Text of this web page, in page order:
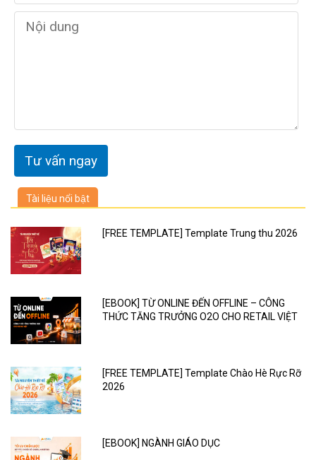
Tài liệu nổi bật
[FREE TEMPLATE] Template Trung thu 2026
[EBOOK] TỪ ONLINE ĐẾN OFFLINE – CÔNG
THỨC TĂNG TRƯỞNG O2O CHO RETAIL VIỆT
[FREE TEMPLATE] Template Chào Hè Rực Rỡ
2026
[EBOOK] NGÀNH GIÁO DỤC